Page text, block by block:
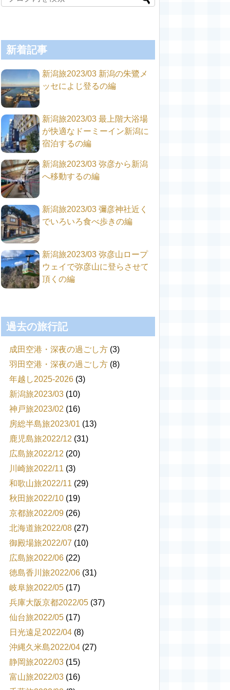
新着記事
新潟旅2023/03 新潟の朱鷺メ
ッセによじ登るの編
新潟旅2023/03 最上階大浴場
が快適なドーミーイン新潟に
宿泊するの編
新潟旅2023/03 弥彦から新潟
へ移動するの編
新潟旅2023/03 彌彦神社近く
でいろいろ食べ歩きの編
新潟旅2023/03 弥彦山ロープ
ウェイで弥彦山に登らさせて
頂くの編
過去の旅行記
成田空港・深夜の過ごし方 (3)
羽田空港・深夜の過ごし方 (8)
年越し2025-2026 (3)
新潟旅2023/03 (10)
神戸旅2023/02 (16)
房総半島旅2023/01 (13)
鹿児島旅2022/12 (31)
広島旅2022/12 (20)
川崎旅2022/11 (3)
和歌山旅2022/11 (29)
秋田旅2022/10 (19)
京都旅2022/09 (26)
北海道旅2022/08 (27)
御殿場旅2022/07 (10)
広島旅2022/06 (22)
徳島香川旅2022/06 (31)
岐阜旅2022/05 (17)
兵庫大阪京都2022/05 (37)
仙台旅2022/05 (17)
日光遠足2022/04 (8)
沖縄久米島2022/04 (27)
静岡旅2022/03 (15)
富山旅2022/03 (16)